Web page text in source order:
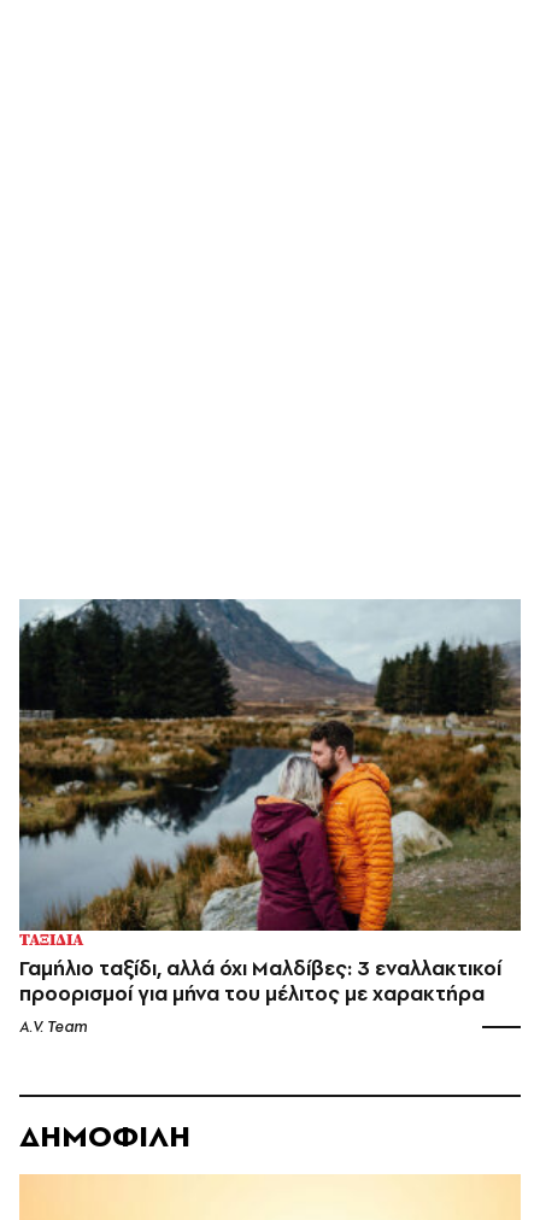
ΤΑΞΙΔΙΑ
Γαμήλιο ταξίδι, αλλά όχι Μαλδίβες: 3 εναλλακτικοί
προορισμοί για μήνα του μέλιτος με χαρακτήρα
A.V. Team
ΔΗΜΟΦΙΛΗ